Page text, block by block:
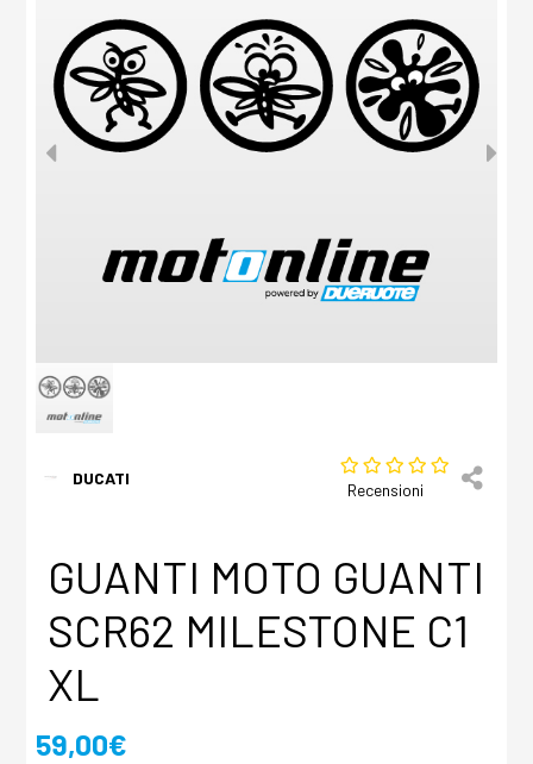
DUCATI
Recensioni
GUANTI MOTO GUANTI
SCR62 MILESTONE C1
XL
59,00€